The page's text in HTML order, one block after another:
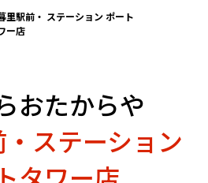
里駅前・ ステーション ポート
ー店
おたからや
ステーション